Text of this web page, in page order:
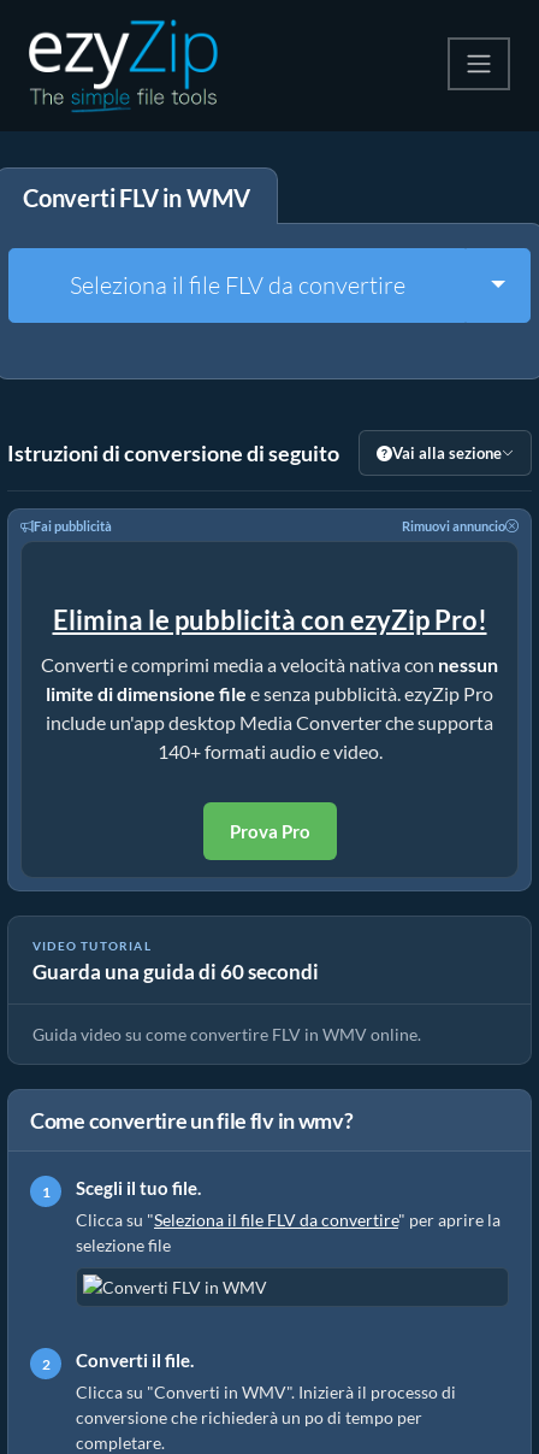
Decomprimi
Altri strumenti
Converti FLV in WMV
Seleziona il file FLV da convertire
Istruzioni di conversione di seguito Vai alla sezione
Fai pubblicità Rimuovi annuncio
Elimina le pubblicità con ezyZip Pro!
Converti e comprimi media a velocità nativa con nessun
limite di dimensione file e senza pubblicità. ezyZip Pro
include un'app desktop Media Converter che supporta
140+ formati audio e video.
Prova Pro
VIDEO TUTORIAL
Guarda una guida di 60 secondi
Come Convertire FLV in WMV in Pochi Secondi!
Guida video su come convertire FLV in WMV online.
Come convertire un file flv in wmv?
Scegli il tuo file.
Clicca su "Seleziona il file FLV da convertire" per aprire la
selezione file
Converti il file.
Clicca su "Converti in WMV". Inizierà il processo di
conversione che richiederà un po di tempo per
completare.